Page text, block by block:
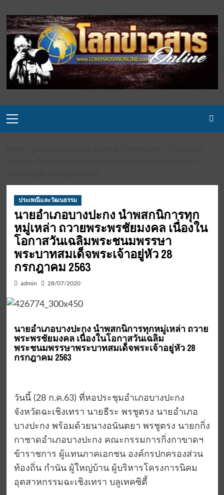
to
content
Menu
ประเพณีและวัฒนธรรม
นายอำเภอบางปะกง นำพสกนิการทุก
หมู่เหล่า ถวายพระพรชัยมงคล เนื่องใน
โอกาสวันเฉลิมพระชนมพรรษา
พระบาทสมเด็จพระเจ้าอยู่หัว 28
กรกฎาคม 2563
admin 28/07/2020
นายอำเภอบางปะกง นำพสกนิการทุกหมู่เหล่า ถวาย
พระพรชัยมงคล เนื่องในโอกาสวันเฉลิม
พระชนมพรรษาพระบาทสมเด็จพระเจ้าอยู่หัว 28
กรกฎาคม 2563
วันนี้ (28 ก.ค.63) ที่หอประชุมอำเภอบางปะกง
จังหวัดฉะเชิงเทรา นายธีระ พรชูตรง นายอำเภอ
บางปะกง พร้อมด้วยนางอนันตยา พรชูตรง นายกกิ่ง
กาชาดอำเภอบางปะกง คณะกรรมการกิ่งกาขาดฯ
ข้าราชการ ผู้แทนภาคเอกชน องค์กรปกครองส่วน
ท้องถิ่น กำนัน ผู้ใหญ่บ้าน ผู้บริหารโครงการนิคม
อุตสาหกรรมฉะเชิงเทรา บลูเทคซิตี้